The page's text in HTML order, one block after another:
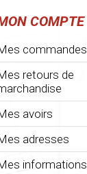
COMPTE
commandes
retours de
avoirs
adresses
informations